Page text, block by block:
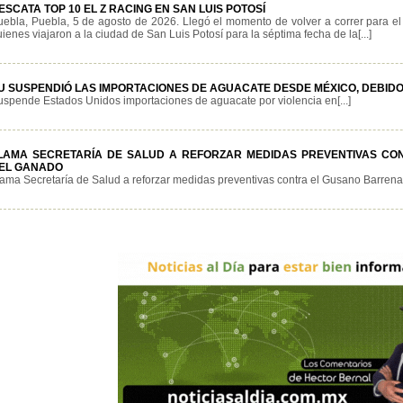
TOP 10 EL Z RACING EN SAN LUIS POTOSÍ
Puebla, 5 de agosto de 2026. Llegó el momento de volver a correr para
viajaron a la ciudad de San Luis Potosí para la séptima fecha de la[...]
SUSPENDIÓ LAS IMPORTACIONES DE AGUACATE DESDE MÉXICO,
Estados Unidos importaciones de aguacate por violencia en[...]
SECRETARÍA DE SALUD A REFORZAR MEDIDAS PREVENTIVAS
GANADO
Secretaría de Salud a reforzar medidas preventivas contra el Gusano